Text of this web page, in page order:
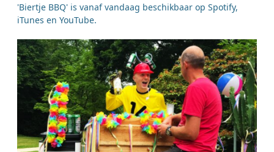
'Biertje BBQ' is vanaf vandaag beschikbaar op Spotify,
iTunes en YouTube.